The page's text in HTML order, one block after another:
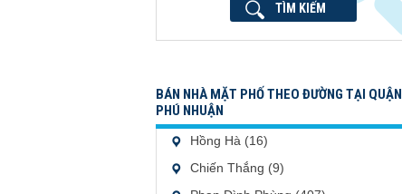
TÌM KIẾM
BÁN NHÀ MẶT PHỐ THEO ĐƯỜNG TẠI QUẬN
PHÚ NHUẬN
Hồng Hà (16)
Chiến Thắng (9)